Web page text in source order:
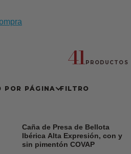
41PRODUCTOS
POR PÁGINA FILTRO
Caña de Presa de Bellota
Ibérica Alta Expresión, con y
sin pimentón COVAP